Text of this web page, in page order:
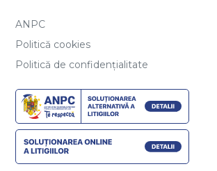
ANPC
Politică cookies
Politică de confidențialitate